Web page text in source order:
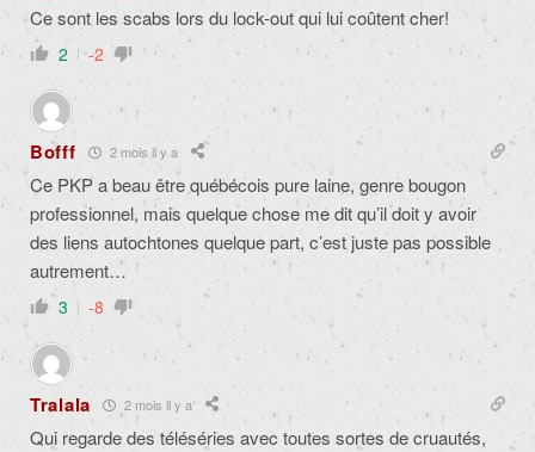
Ce sont les scabs lors du lock-out qui lui coûtent cher!
2 -2
Bofff 2 mois il y a
Ce PKP a beau être québécois pure laine, genre bougon
professionnel, mais quelque chose me dit qu’il doit y avoir
des liens autochtones quelque part, c’est juste pas possible
autrement…
3 -8
Tralala 2 mois il y a
Qui regarde des téléséries avec toutes sortes de cruautés,